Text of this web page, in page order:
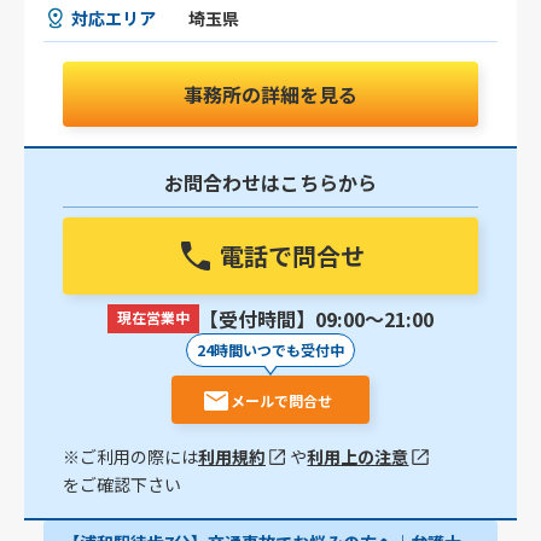
対応エリア 埼玉県
事務所の詳細を見る
お問合わせはこちらから
電話で問合せ
現在営業中 【受付時間】09:00〜21:00
24時間いつでも受付中
メールで問合せ
※ご利用の際には利用規約 や利用上の注意
をご確認下さい